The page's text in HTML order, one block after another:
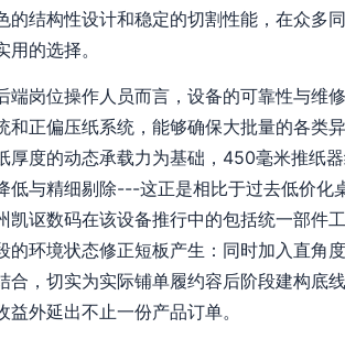
的结构性设计和稳定的切割性能，在众多
的选择。
端岗位操作人员而言，设备的可靠性与维
和正偏压纸系统，能够确保大批量的各类
度的动态承载力为基础，450毫米推纸
低与精细剔除---这正是相比于过去低价
凯讴数码在该设备推行中的包括统一部件
的环境状态修正短板产生：同时加入直角
合，切实为实际铺单履约容后阶段建构
外延出不止一份产品订单。